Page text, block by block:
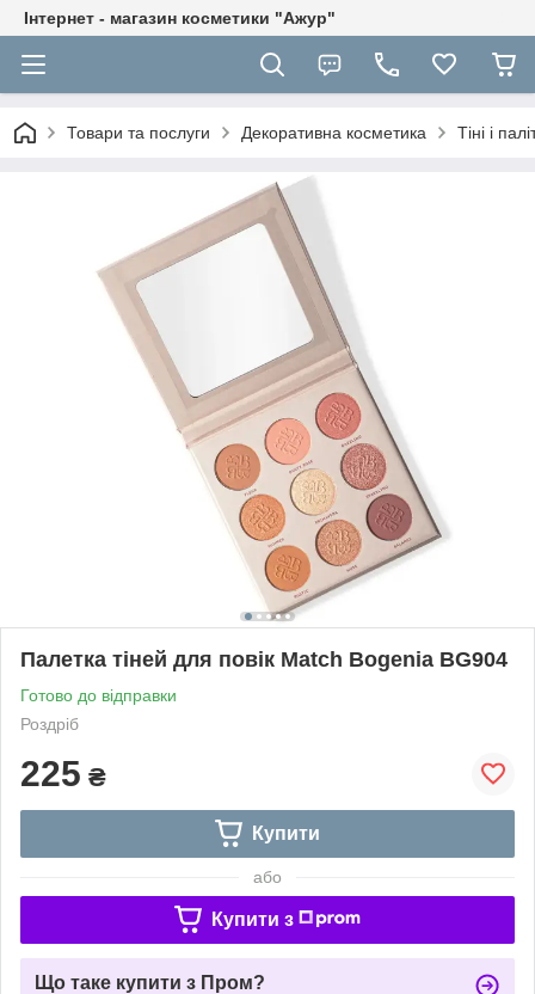
Інтернет - магазин косметики "Ажур"
Товари та послуги Декоративна косметика Тіні і
Палетка тіней для повік Match Bogenia BG904
Готово до відправки
Роздріб
225 ₴
Купити
або
Купити з
Що таке купити з Пром?